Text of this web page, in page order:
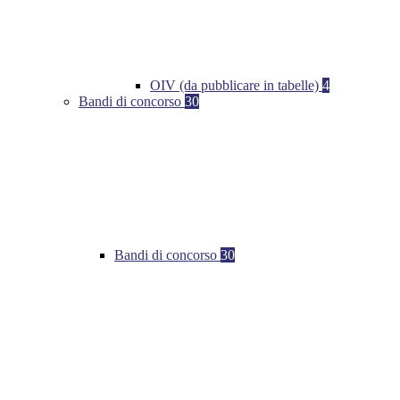
OIV (da pubblicare in tabelle) 4
Bandi di concorso 30
Bandi di concorso 30